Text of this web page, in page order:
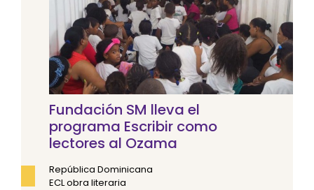
Fundación SM lleva el
programa Escribir como
lectores al Ozama
República Dominicana
ECL obra literaria